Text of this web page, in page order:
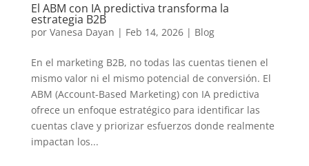
El ABM con IA predictiva transforma la
estrategia B2B
por Vanesa Dayan | Feb 14, 2026| Blog
En el marketing B2B, no todas las cuentas tienen el
mismo valor ni el mismo potencial de conversión. El
ABM (Account-Based Marketing) con IA predictiva
ofrece un enfoque estratégico para identificar las
cuentas clave y priorizar esfuerzos donde realmente
impactan los...